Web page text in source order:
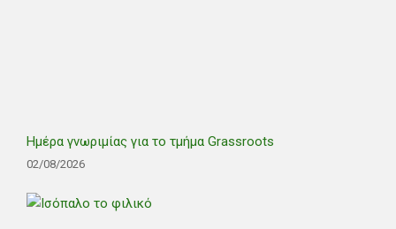
Ημέρα γνωριμίας για το τμήμα Grassroots
02/08/2026